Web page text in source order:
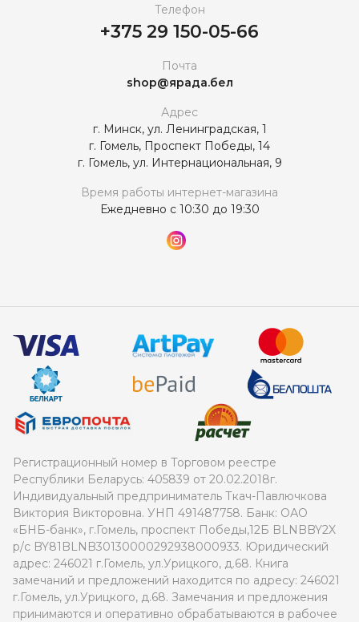
Телефон
+375 29 150-05-66
Почта
shop@ярада.бел
Адрес
г. Минск, ул. Ленинградская, 1
г. Гомель, Проспект Победы, 14
г. Гомель, ул. Интернациональная, 9
Время работы интернет-магазина
Ежедневно с 10:30 до 19:30
Регистрационный номер в Торговом реестре
Республики Беларусь: 405839 от 20.02.2018г.
Индивидуальный предприниматель Ткач-Павлючкова
Виктория Викторовна. УНП 491487758. Банк: ОАО
«БНБ-банк», г.Гомель, проспект Победы,12Б BLNBBY2X
р/с BY81BLNB30130000292938000933. Юридический
адрес: 246021 г.Гомель, ул.Урицкого, д.68. Книга
замечаний и предложений находится по адресу: 246021
г.Гомель, ул.Урицкого, д.68. Замечания и предложения
принимаются и оперативно обрабатываются в рабочее